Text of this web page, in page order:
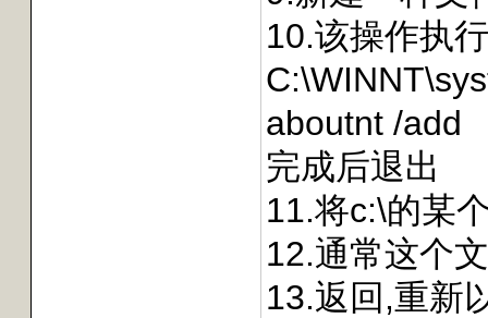
10.该操作执
aboutnt /add
完成后退出
11.将c:\的某
12.通常这个
13.返回,重新